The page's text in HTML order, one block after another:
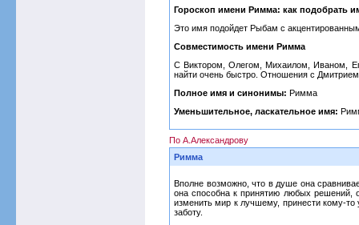
Гороскоп имени Римма: как подобрать
Это имя подойдет Рыбам с
Совместимость имени Римма
С Виктором, Олегом, Михаилом, Иваном,
найти очень быстро. Отношения с
Полное имя и синонимы: Римма
Уменьшительное, ласкательное имя:
По А.Александрову
Римма
Вполне возможно, что в душе она
она способна к принятию любых решений,
изменить мир к лучшему, принести кому-
заботу.